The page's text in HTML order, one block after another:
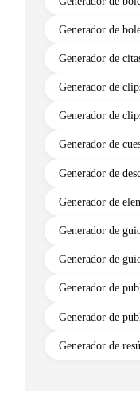
Generador de
Generador de
Generador de
Generador de
Generador de
Generador de
Generador de
Generador de
Generador de
Generador de
Generador de
Generador de
Generador de